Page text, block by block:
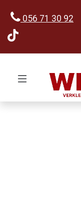
056 71 30 92